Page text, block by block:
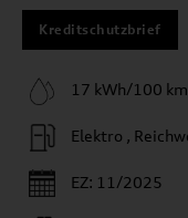
Kreditschutzbrief
17 kWh/100
Elektro , Reichweite
EZ: 11/2025